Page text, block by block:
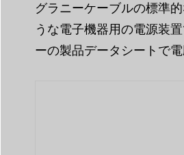
グラニーケーブルの標準
うな電子機器用の電源装
ーの製品データシートで